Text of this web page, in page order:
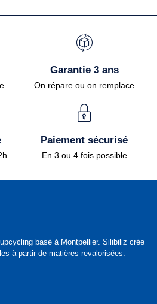
Garantie 3 ans
On répare ou on remplace
Paiement sécurisé
En 3 ou 4 fois possible
basé à Montpellier. Silibiliz crée
à partir de matières revalorisées.